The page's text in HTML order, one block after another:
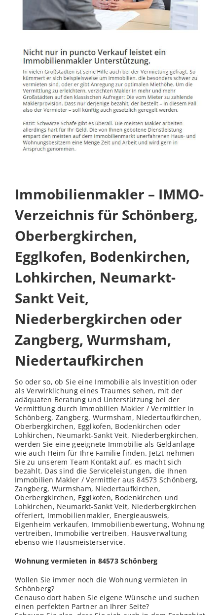
Immobilienmakler – IMMO-
Verzeichnis für Schönberg,
Oberbergkirchen,
Egglkofen, Bodenkirchen,
Lohkirchen, Neumarkt-
Sankt Veit,
Niederbergkirchen oder
Zangberg, Wurmsham,
Niedertaufkirchen
So oder so, ob Sie eine Immobilie als Investition oder
als Verwirklichung eines Traumes sehen, mit der
adäquaten Beratung und Unterstützung bei der
Vermittlung durch Immobilien Makler / Vermittler in
Schönberg, Zangberg, Wurmsham, Niedertaufkirchen,
Oberbergkirchen, Egglkofen, Bodenkirchen oder
Lohkirchen, Neumarkt-Sankt Veit, Niederbergkirchen,
werden Sie eine geeignete Immobilie als Geldanlage
wie auch Heim für Ihre Familie finden. Jetzt nehmen
Sie zu unserem Team Kontakt auf, es macht sich
bezahlt. Das sind die Serviceleistungen, die Ihnen
Immobilien Makler / Vermittler aus 84573 Schönberg,
Zangberg, Wurmsham, Niedertaufkirchen,
Oberbergkirchen, Egglkofen, Bodenkirchen und
Lohkirchen, Neumarkt-Sankt Veit, Niederbergkirchen
offeriert, Immobilienmakler, Energieausweis,
Eigenheim verkaufen, Immobilienbewertung, Wohnung
vertreiben, Immobilie vertreiben, Hausverwaltung
ebenso wie Hausmeisterservice.
Wohnung vermieten in 84573 Schönberg
Wollen Sie immer noch die Wohnung vermieten in
Schönberg?
Genauso dort haben Sie eigene Wünsche und suchen
einen perfekten Partner an Ihrer Seite?